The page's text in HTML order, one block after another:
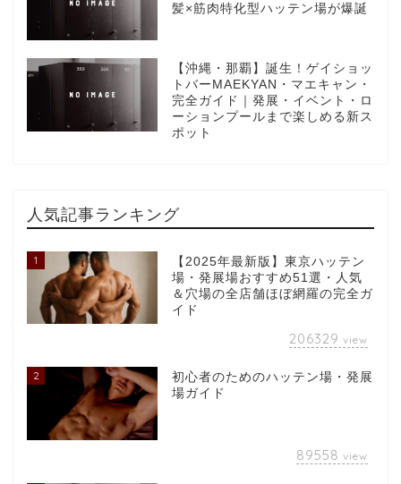
髪×筋肉特化型ハッテン場が爆誕
【沖縄・那覇】誕生！ゲイショッ
トバーMAEKYAN・マエキャン・
完全ガイド｜発展・イベント・ロ
ーションプールまで楽しめる新ス
ポット
人気記事ランキング
1
【2025年最新版】東京ハッテン
場・発展場おすすめ51選・人気
＆穴場の全店舗ほぼ網羅の完全ガ
イド
206329 view
2
初心者のためのハッテン場・発展
場ガイド
89558 view